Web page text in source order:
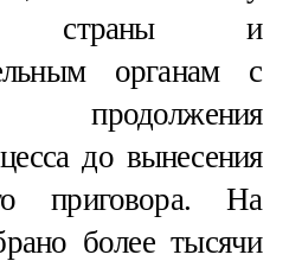
страны и
органам с
продолжения
до вынесения
приговора. На
более тысячи